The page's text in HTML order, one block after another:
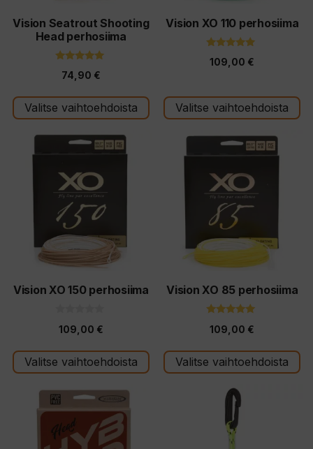
Vision Seatrout Shooting
Head perhosiima
5:stä
74,90 €
Valitse vaihtoehdoista
tuotteen
sivulla.
Vision XO 110 perhosiima
5:stä
109,00 €
Valitse vaihtoehdoista
tuotteen
Vision XO 150 perhosiima
s
t
ä
109,00 €
Valitse vaihtoehdoista
Tällä
tuotteella
muunnelma.
tehdä
tuotteen
Vision XO 85 perhosiima
5:stä
109,00 €
Valitse vaihtoehdoista
tuotteella
muunnelma.
tehdä
tuotteen
tuotteella